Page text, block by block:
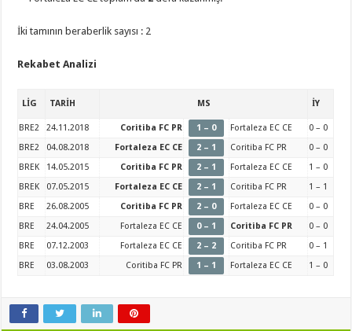
İki tamının beraberlik sayısı : 2
Rekabet Analizi
LİG TARİH MS İY
BRE2 24.11.2018 Coritiba FC PR 1 – 0 Fortaleza EC CE
0 – 0
BRE2
04.08.2018 Fortaleza EC CE 2 – 1 Coritiba FC PR
0 – 0
BREK
14.05.2015 Coritiba FC PR 2 – 1 Fortaleza EC CE
1 – 0
BREK
07.05.2015 Fortaleza EC CE 2 – 1 Coritiba FC PR
1 – 1
BRE
26.08.2005 Coritiba FC PR 2 – 0 Fortaleza EC CE
0 – 0
BRE
24.04.2005 Fortaleza EC CE 0 – 1 Coritiba FC PR
0 – 0
BRE
07.12.2003 Fortaleza EC CE 2 – 2 Coritiba FC PR
0 – 1
BRE
03.08.2003 Coritiba FC PR 1 – 1 Fortaleza EC CE 1 – 0